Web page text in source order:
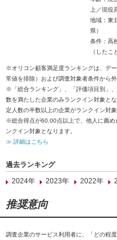
上／現
地域：東
県）
条件：高
（した
※オリコン顧客満足度ランキングは、デ
常値を排除）および調査対象者条件から
※「総合ランキング」、「評価項目別」
数を満たした企業のみランクイン対象と
定人数の半数以上の企業がランクイン対象
※総合得点が60.00点以上で、他人に薦め
ンクイン対象となります。
≫ 詳細はこちら
過去ランキング
2024年
2023年 2022年
推奨意向
調査企業のサービス利用者に、「どの程